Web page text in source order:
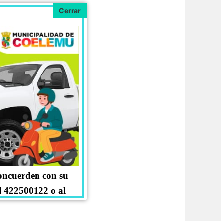
con su
o al